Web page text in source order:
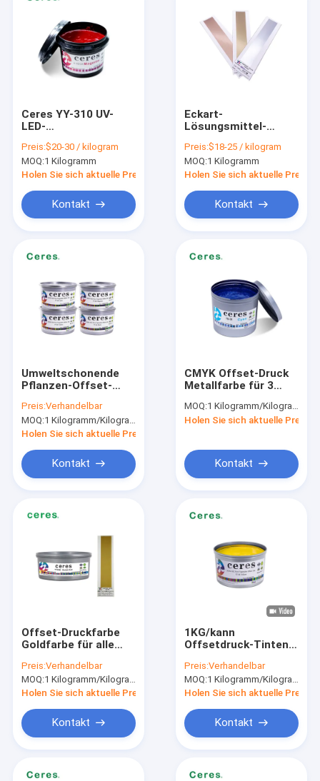
VR Show
Über uns
Treten Sie mit uns in Verbindung
Nachrichten
Fordern Sie ein Zitat
Offset-Druckfarbe
UV-Offset-Tinte
Offsetdruckplatten
Druck von Gummi-Dekkengut
Offsetdruck-Chemikalien
Ersatzteile für Druckmaschinen
Ceres YY-310 UV-
LED-
100~150 µm Dicke
und CMYK-Pantone-
Farben für
Preis:$20-30 / kilogram
MOQ:1 Kilogramm
Holen Sie sich aktuelle Preis
Kontakt
Eckart-
Lösungsmittel-
Druckfarbe aus Gold
und Silber für das
Blattpapierdruck in 1
Preis:$18-25 / kilogram
MOQ:1 Kilogramm
Holen Sie sich aktuelle Preis
Kontakt
Umweltschonende
Pflanzen-Offset-
Lebensmittelverpackungen
Preis:Verhandelbar
MOQ:1 Kilogramm/Kilogramm
Holen Sie sich aktuelle Preis
Kontakt
CMYK Offset-Druck
Metallfarbe für 3
Dosen
MOQ:1 Kilogramm/Kilogramm
Holen Sie sich aktuelle Preis
Kontakt
Offset-Druckfarbe
Goldfarbe für alle
hoher Konzentration
Preis:Verhandelbar
MOQ:1 Kilogramm/Kilogramm
Holen Sie sich aktuelle Preis
Kontakt
1KG/kann
Offsetdruck-Tinten-
Mineral-freies nicht
VOC
Preis:Verhandelbar
MOQ:1 Kilogramm/Kilogramm
Holen Sie sich aktuelle Preis
Kontakt